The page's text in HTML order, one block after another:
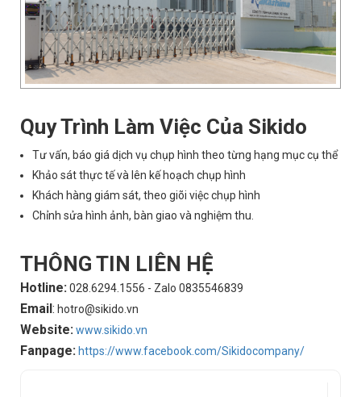
Quy Trình Làm Việc Của Sikido
Tư vấn, báo giá dịch vụ chụp hình theo từng hạng mục cụ thể
Khảo sát thực tế và lên kế hoạch chụp hình
Khách hàng giám sát, theo giõi việc chụp hình
Chỉnh sửa hình ảnh, bàn giao và nghiệm thu.
THÔNG TIN LIÊN HỆ
Hotline:028.6294.1556 - Zalo 0835546839
Email: hotro@sikido.vn
Website:www.sikido.vn
Fanpage: https://www.facebook.com/Sikidocompany/